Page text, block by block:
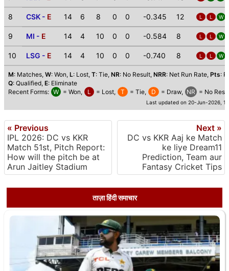
8 CSK - E 14 6 8 0 0 -0.345 12 L L W
9 MI - E 14 4 10 0 0 -0.584 8 L L W
10 LSG - E 14 4 10 0 0 -0.740 8 L L W
M: Matches, W: Won, L: Lost, T: Tie, NR: No Result, NRR: Net Run Rate, Pts:
Q: Qualified, E: Eliminate
Recent Forms: W = Won, L = Lost, T = Tie, D = Draw, NR = No
Last updated on 20-Jun-2026,
« Previous
IPL 2026: DC vs KKR
Match 51st, Pitch Report:
How will the pitch be at
Arun Jaitley Stadium
Next »
DC vs KKR Aaj ke Match
ke liye Dream11
Prediction, Team aur
Fantasy Cricket Tips
ताज़ा हिंदी समाचार